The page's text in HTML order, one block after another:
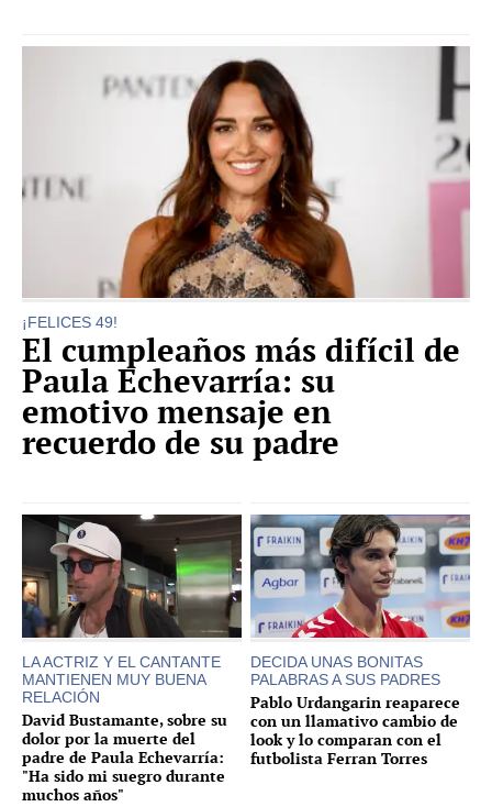
¡FELICES 49!
El cumpleaños más difícil de
Paula Echevarría: su
emotivo mensaje en
recuerdo de su padre
LA ACTRIZ Y EL CANTANTE
MANTIENEN MUY BUENA
RELACIÓN
David Bustamante, sobre su
dolor por la muerte del
padre de Paula Echevarría:
"Ha sido mi suegro durante
muchos años"
DECIDA UNAS BONITAS
PALABRAS A SUS PADRES
Pablo Urdangarin reaparece
con un llamativo cambio de
look y lo comparan con el
futbolista Ferran Torres